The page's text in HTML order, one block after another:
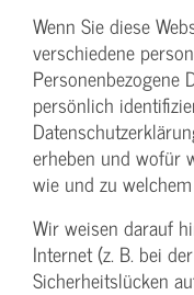
Wenn Sie diese
verschiedene
Personenbezogene
persönlich
erheben und wofür
wie und zu
Wir weisen darauf
Internet (z. B. bei
Sicherheitslücken